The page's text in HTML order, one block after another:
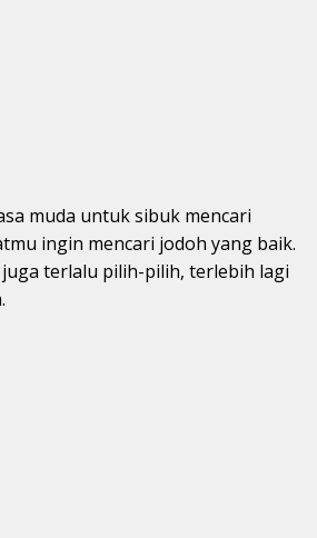
muda untuk sibuk mencari
ingin mencari jodoh yang baik.
terlalu pilih-pilih, terlebih lagi